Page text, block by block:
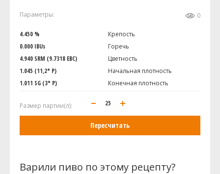
Параметры: 0
4.450 %
Крепость
0.000 IBUs
Горечь
4.940 SRM (9.7318 EBC)
Цветность
1.045 (11,2° P)
Начальная плотность
1.011 SG (3° P)
Конечная плотность
Размер партии(л):
Пересчитать
Варили пиво по этому рецепту?